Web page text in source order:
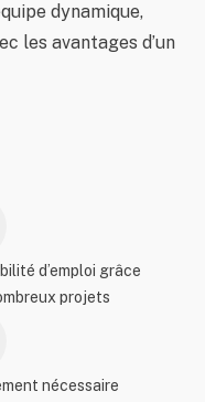
dynamique,
les avantages d’un
d’emploi grâce
projets
nécessaire